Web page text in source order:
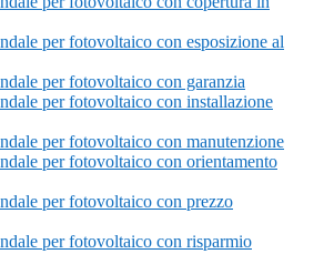
per fotovoltaico con esposizione al
per fotovoltaico con garanzia
per fotovoltaico con installazione
per fotovoltaico con manutenzione
per fotovoltaico con orientamento
per fotovoltaico con prezzo
per fotovoltaico con risparmio